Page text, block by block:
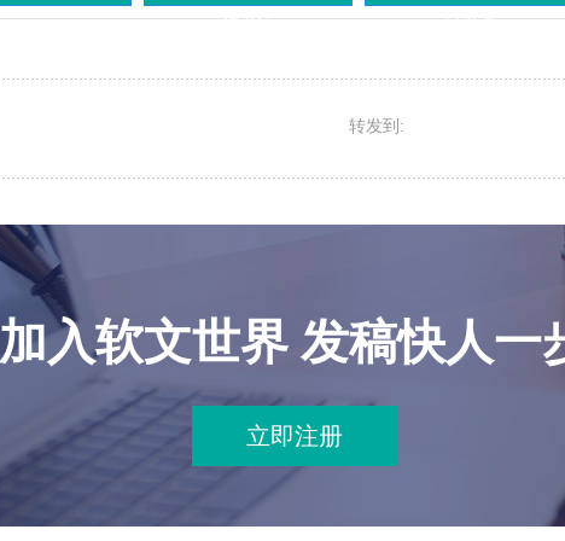
流办法 日报上
转发到:
加入软文世界 发稿快人一
立即注册